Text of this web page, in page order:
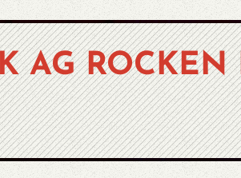
AG